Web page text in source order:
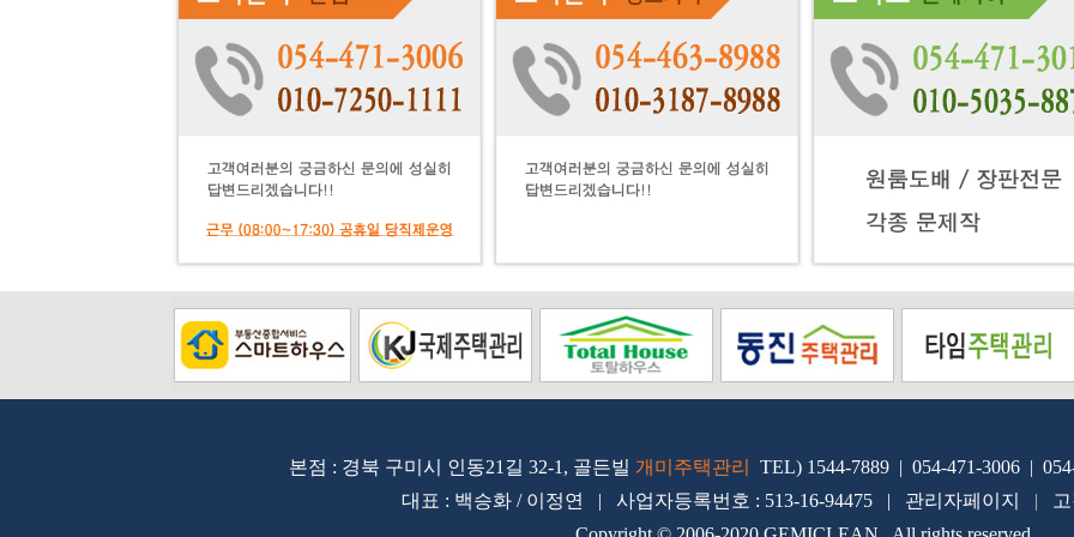
본점 : 경북 구미시 인동21길 32-1, 골든빌 개미주택관리 TEL) 1544-7889 | 054-471-3006 |
대표 : 백승화 / 이정연 | 사업자등록번호 : 513-16-94475 | 관리 자페이지 |